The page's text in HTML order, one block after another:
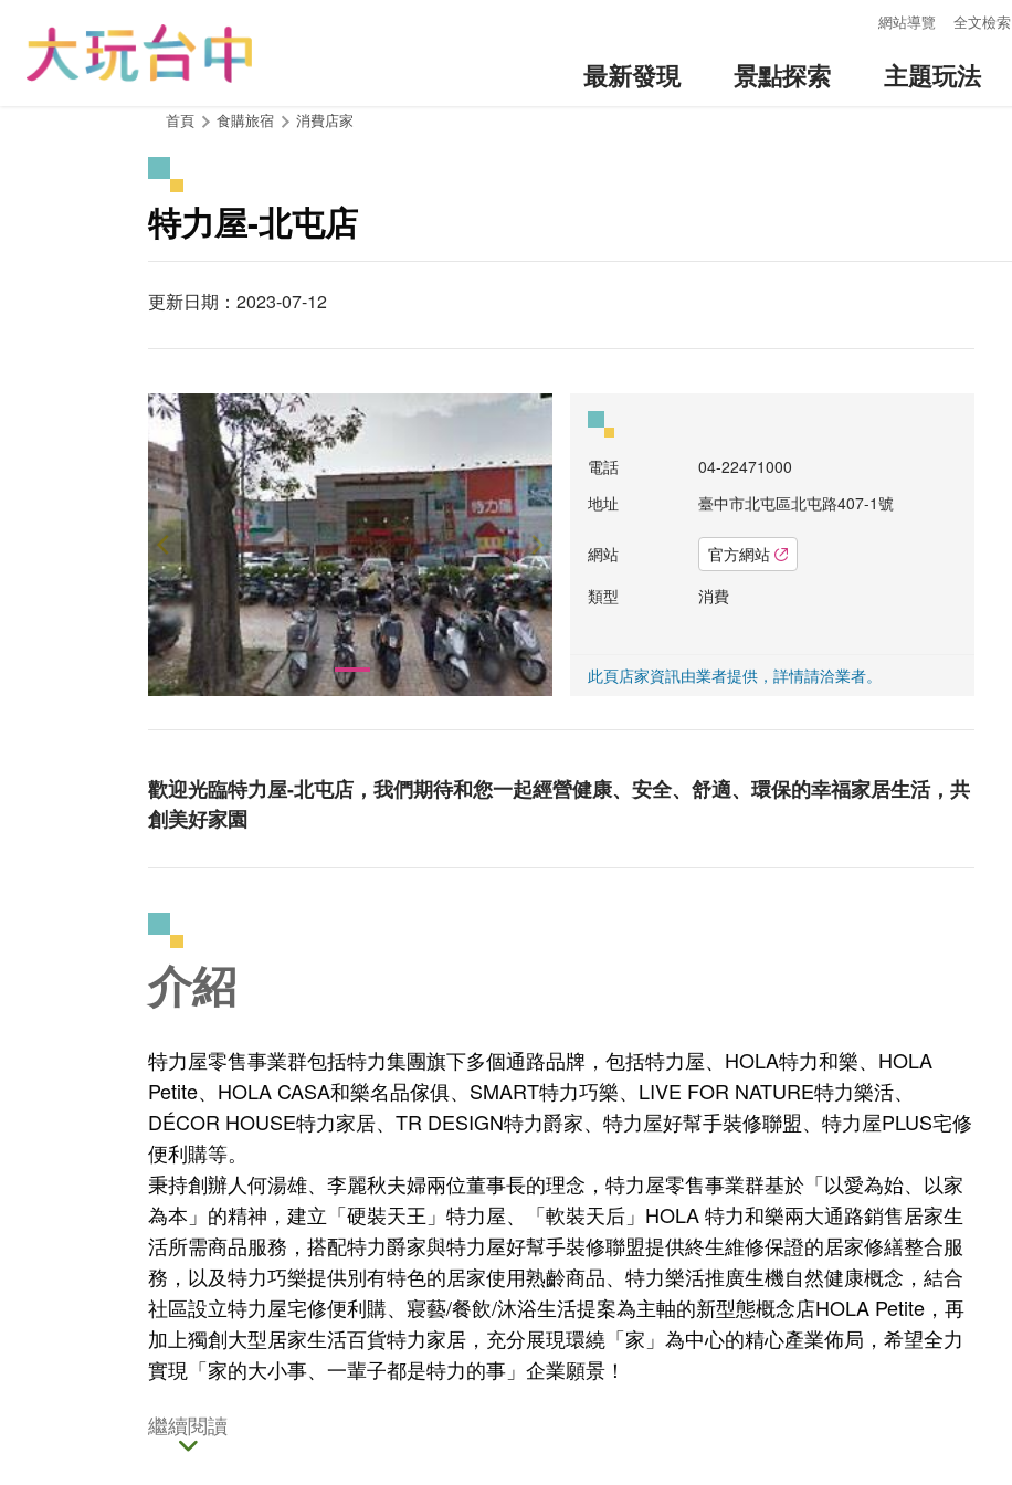
網站導覽 全文檢索
最新發現 景點探索 主題玩法
首頁 食購旅宿 消費店家
特力屋-北屯店
更新日期：2023-07-12
電話
04-22471000
地址
臺中市北屯區北屯路407-1號
網站
官方網站
類型
消費
此頁店家資訊由業者提供，詳情請洽業者。
歡迎光臨特力屋-北屯店，我們期待和您一起經營健康、安全、舒適、環保的幸福家居生活，共
創美好家園
介紹
特力屋零售事業群包括特力集團旗下多個通路品牌，包括特力屋、HOLA特力和樂、HOLA
Petite、HOLA CASA和樂名品傢俱、SMART特力巧樂、LIVE FOR NATURE特力樂活、
DÉCOR HOUSE特力家居、TR DESIGN特力爵家、特力屋好幫手裝修聯盟、特力屋PLUS宅修
便利購等。
秉持創辦人何湯雄、李麗秋夫婦兩位董事長的理念，特力屋零售事業群基於「以愛為始、以家
為本」的精神，建立「硬裝天王」特力屋、「軟裝天后」HOLA 特力和樂兩大通路銷售居家生
活所需商品服務，搭配特力爵家與特力屋好幫手裝修聯盟提供終生維修保證的居家修繕整合服
務，以及特力巧樂提供別有特色的居家使用熟齡商品、特力樂活推廣生機自然健康概念，結合
社區設立特力屋宅修便利購、寢藝/餐飲/沐浴生活提案為主軸的新型態概念店HOLA Petite，再
加上獨創大型居家生活百貨特力家居，充分展現環繞「家」為中心的精心產業佈局，希望全力
實現「家的大小事、一輩子都是特力的事」企業願景！
繼續閱讀